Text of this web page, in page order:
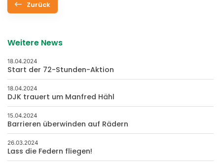
Zurück
Weitere News
18.04.2024
Start der 72-Stunden-Aktion
18.04.2024
DJK trauert um Manfred Hähl
15.04.2024
Barrieren überwinden auf Rädern
26.03.2024
Lass die Federn fliegen!